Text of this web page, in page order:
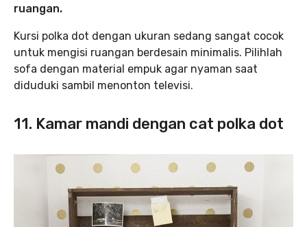
ruangan.
Kursi polka dot dengan ukuran sedang sangat cocok
untuk mengisi ruangan berdesain minimalis. Pilihlah
sofa dengan material empuk agar nyaman saat
diduduki sambil menonton televisi.
11. Kamar mandi dengan cat polka dot